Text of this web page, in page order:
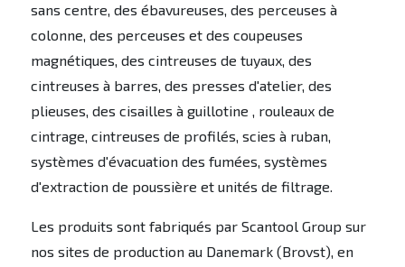
sans centre, des ébavureuses, des perceuses à
colonne, des perceuses et des coupeuses
magnétiques, des cintreuses de tuyaux, des
cintreuses à barres, des presses d'atelier, des
plieuses, des cisailles à guillotine , rouleaux de
cintrage, cintreuses de profilés, scies à ruban,
systèmes d'évacuation des fumées, systèmes
d'extraction de poussière et unités de filtrage.
Les produits sont fabriqués par Scantool Group sur
nos sites de production au Danemark (Brovst), en